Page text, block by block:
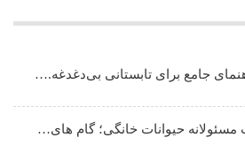
جامع برای تابستانی بی‌دغدغه.…
مسئولانه حیوانات خانگی؛ گام های…